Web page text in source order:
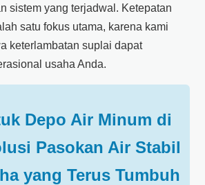
sistem yang terjadwal. Ketepatan
satu fokus utama, karena kami
keterlambatan suplai dapat
usaha Anda.
Depo Air Minum di
Pasokan Air Stabil
yang Terus Tumbuh